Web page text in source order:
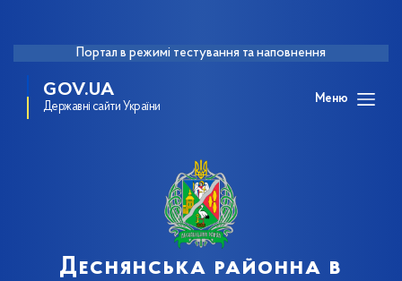
Портал в режимі тестування та наповнення
GOV.UA
Державні сайти України
Меню
Деснянська районна в